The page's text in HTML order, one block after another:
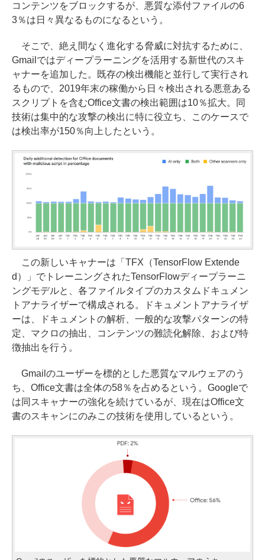
コンテンツをブロックするが、悪質な添付ファイルの6
3％は日々異なるものになるという。
そこで、絶え間なく進化する脅威に対抗するために、
Gmailではディープラーニングを活用する新世代のスキ
ャナーを追加した。既存の検出機能と並行して実行され
るもので、2019年末の稼働から日々検出される悪意ある
スクリプトを含むOffice文書の検出範囲は10％拡大。同
技術は集中的な攻撃の検出に特に役立ち、このケースで
は検出率が150％向上したという。
この新しいキャナーは「TFX（TensorFlow Extende
d）」でトレーニングされたTensorFlowディープラーニ
ングモデルと、各ファイルタイプのカスタムドキュメン
トアナライザーで構成される。ドキュメントアナライザ
ーは、ドキュメントの解析、一般的な攻撃パターンの特
定、マクロの抽出、コンテンツの難読化解除、および特
徴抽出を行う。
Gmailのユーザーを標的とした悪質なマルウェアのう
ち、Office文書は全体の58％を占めるという。Googleで
は同スキャナーの強化を続けているが、現在はOffice文
書のスキャンにのみこの技術を使用しているという。